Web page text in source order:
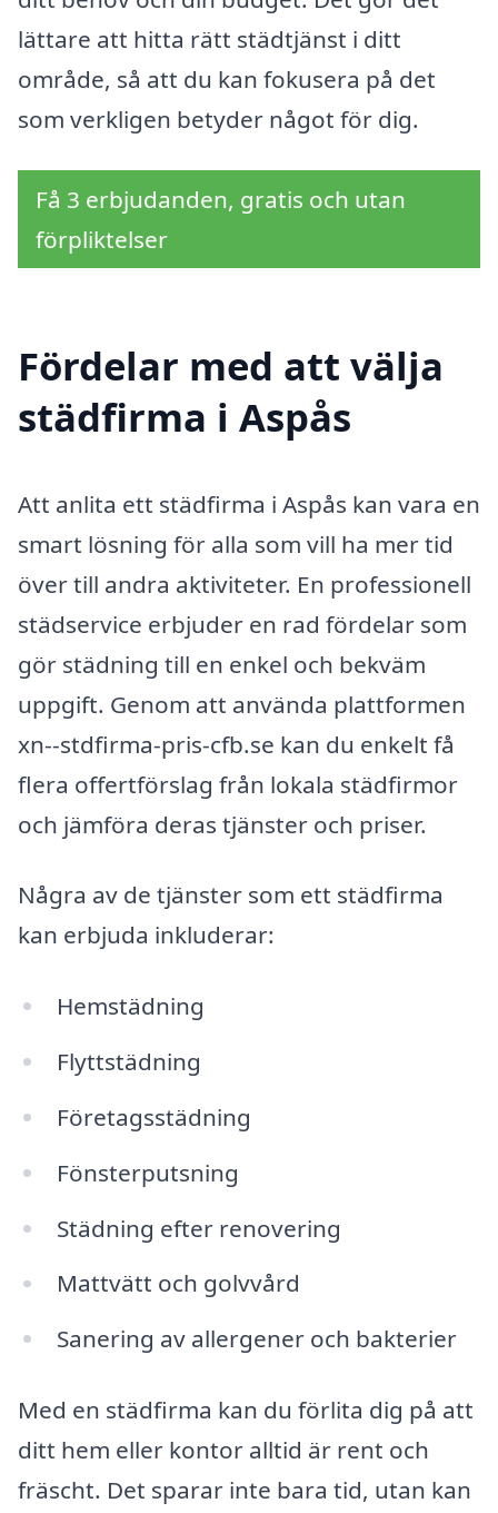
lättare att hitta rätt städtjänst i ditt
område, så att du kan fokusera på det
som verkligen betyder något för dig.
Få 3 erbjudanden, gratis och utan
förpliktelser
Fördelar med att välja
städfirma i Aspås
Att anlita ett städfirma i Aspås kan vara en
smart lösning för alla som vill ha mer tid
över till andra aktiviteter. En professionell
städservice erbjuder en rad fördelar som
gör städning till en enkel och bekväm
uppgift. Genom att använda plattformen
xn--stdfirma-pris-cfb.se kan du enkelt få
flera offertförslag från lokala städfirmor
och jämföra deras tjänster och priser.
Några av de tjänster som ett städfirma
kan erbjuda inkluderar:
Hemstädning
Flyttstädning
Företagsstädning
Fönsterputsning
Städning efter renovering
Mattvätt och golvvård
Sanering av allergener och bakterier
Med en städfirma kan du förlita dig på att
ditt hem eller kontor alltid är rent och
fräscht. Det sparar inte bara tid, utan kan